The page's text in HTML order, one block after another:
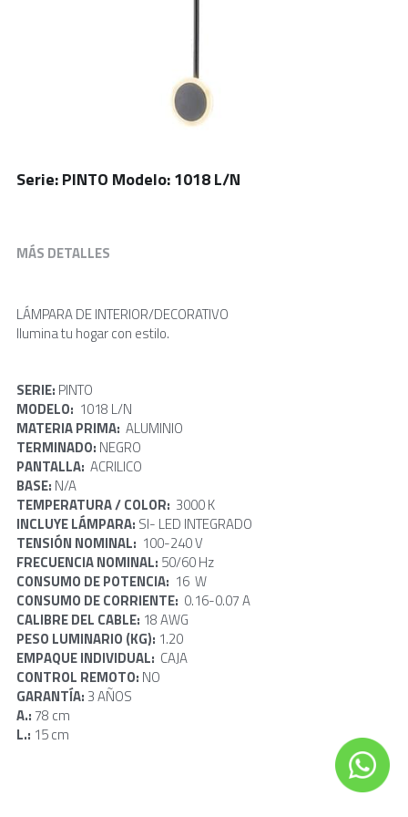
Serie: PINTO Modelo: 1018 L/N
MÁS DETALLES
LÁMPARA DE INTERIOR/DECORATIVO
Ilumina tu hogar con estilo.
SERIE: PINTO
MODELO: 1018 L/N
MATERIA PRIMA: ALUMINIO
TERMINADO: NEGRO
PANTALLA: ACRILICO
BASE: N/A
TEMPERATURA / COLOR: 3000 K
INCLUYE LÁMPARA: SI- LED INTEGRADO
TENSIÓN NOMINAL: 100-240 V
FRECUENCIA NOMINAL: 50/60 Hz
CONSUMO DE POTENCIA: 16  W
CONSUMO DE CORRIENTE: 0.16-0.07 A
CALIBRE DEL CABLE: 18 AWG
PESO LUMINARIO (KG): 1.20
EMPAQUE INDIVIDUAL: CAJA
CONTROL REMOTO: NO
GARANTÍA: 3 AÑOS
A.: 78 cm
L.: 15 cm